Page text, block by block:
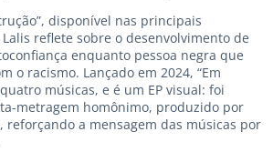
disponível nas principais
reflete sobre o desenvolvimento de
enquanto pessoa negra que
o racismo. Lançado em 2024, “Em
músicas, e é um EP visual: foi
metragem homônimo, produzido por
reforçando a mensagem das músicas por